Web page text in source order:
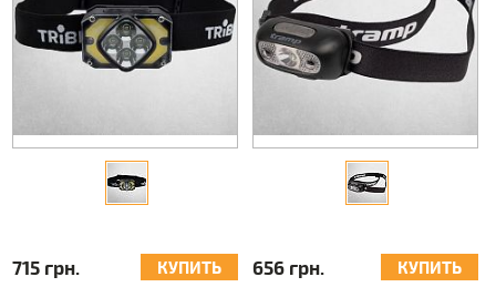
715 грн. КУПИТЬ 656 грн. КУПИТЬ